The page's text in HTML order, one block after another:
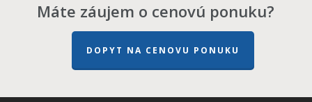
Máte záujem o cenovú ponuku?
DOPYT NA CENOVU PONUKU